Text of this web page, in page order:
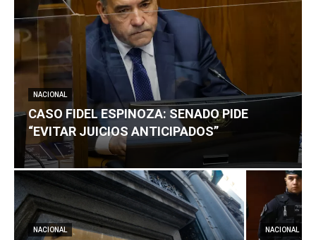
NACIONAL
CASO FIDEL ESPINOZA: SENADO PIDE
“EVITAR JUICIOS ANTICIPADOS”
NACIONAL NACIONAL